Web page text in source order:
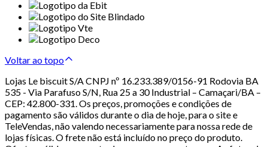
Voltar ao topo
Lojas Le biscuit S/A CNPJ nº 16.233.389/0156-91 Rodovia BA
535 - Via Parafuso S/N, Rua 25 a 30 Industrial – Camaçari/BA –
CEP: 42.800-331. Os preços, promoções e condições de
pagamento são válidos durante o dia de hoje, para o site e
TeleVendas, não valendo necessariamente para nossa rede de
lojas físicas. O frete não está incluído no preço do produto.